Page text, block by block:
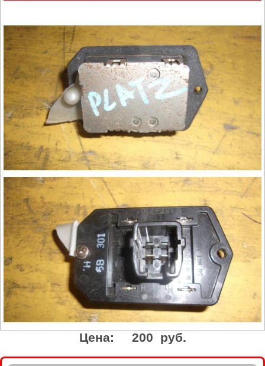
Цена: 200 руб.